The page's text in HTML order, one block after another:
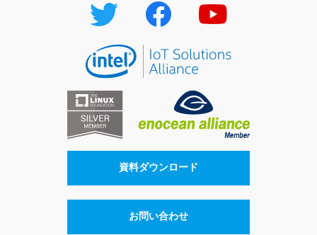
資料ダウンロード
お問い合わせ